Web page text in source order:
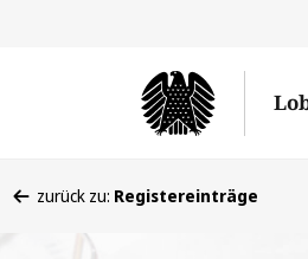
befinden
zurück zu: Registereinträge